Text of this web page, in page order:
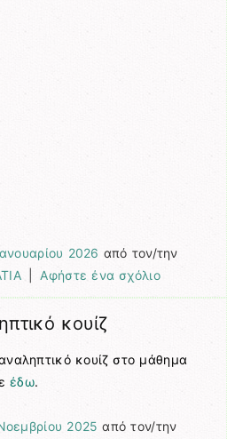
2026 από τον/την
Αφήστε ένα σχόλιο
κουίζ
κουίζ στο μάθημα
έδω.
2025 από τον/την